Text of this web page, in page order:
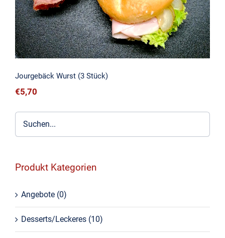
Jourgebäck Wurst (3 Stück)
€5,70
Produkt Kategorien
Angebote (0)
Desserts/Leckeres (10)